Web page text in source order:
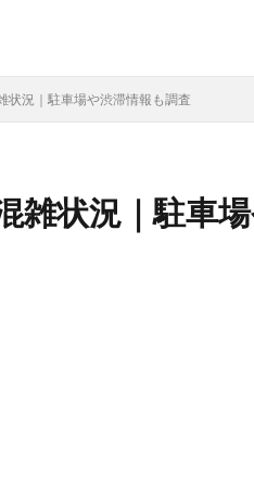
状況｜駐車場や渋滞情報も調査
雑状況｜駐車